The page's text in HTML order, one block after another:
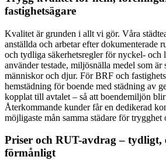
fastighetsägare
Kvalitet är grunden i allt vi gör. Våra
anställda och arbetar efter dokumenterade
och tydliga säkerhetsregler för nyckel- och
använder testade, miljösnälla medel som är
människor och djur. För BRF och
hemstädning för boende med städning av
kopplat till avtalet – så att boendemiljön
Återkommande kunder får en dedikerad
möjligaste mån samma städare för
Priser och RUT-avdrag – tydligt,
förmånligt